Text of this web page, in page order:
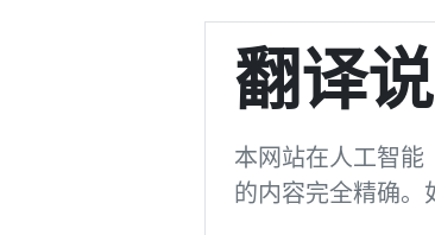
翻译
本网站在人工智能
的内容完全精确。